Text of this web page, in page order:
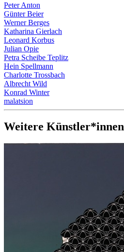
Peter Anton
Günter Beier
Werner Berges
Katharina Gierlach
Leonard Korbus
Julian Opie
Petra Scheibe Teplitz
Hein Spellmann
Charlotte Trossbach
Albrecht Wild
Konrad Winter
malatsion
Weitere Künstler*innen